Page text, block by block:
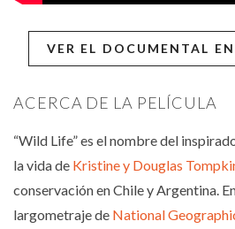
VER EL DOCUMENTAL
ACERCA DE LA PELÍCULA
“Wild Life” es el nombre del
la vida de Kristine y Douglas
conservación en Chile y Argentina.
largometraje de National